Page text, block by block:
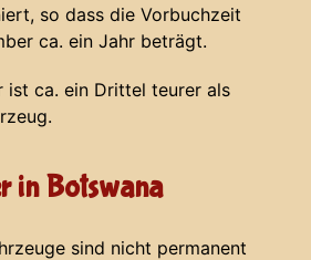
so dass die Vorbuchzeit
ca. ein Jahr beträgt.
ist ca. ein Drittel teurer als
in Botswana
sind nicht permanent